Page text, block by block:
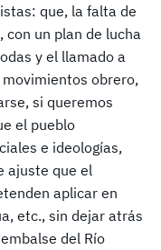
que, la falta de
con un plan de lucha
y el llamado a
obrero,
si queremos
el pueblo
e ideologías,
ajuste que el
aplicar en
etc., sin dejar atrás
del Río